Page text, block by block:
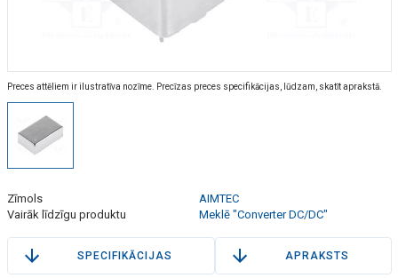
Preces attēliem ir ilustratīva nozīme. Precīzas preces specifikācijas, lūdzam, skatīt aprakstā.
Zīmols
AIMTEC
Vairāk līdzīgu produktu
Meklē "Converter DC/DC"
SPECIFIKĀCIJAS APRAKSTS